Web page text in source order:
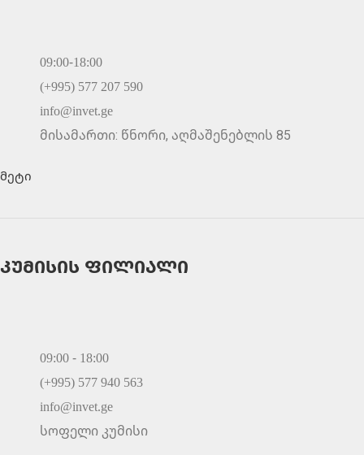
09:00-18:00
(+995) 577 207 590
info@invet.ge
მისამართი: წნორი, აღმაშენებლის 85
მეტი
კუმისის ფილიალი
09:00 - 18:00
(+995) 577 940 563
info@invet.ge
სოფელი კუმისი